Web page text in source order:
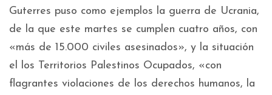
Guterres puso como ejemplos la guerra de Ucrania,
de la que este martes se cumplen cuatro años, con
«más de 15.000 civiles asesinados», y la situación
el los Territorios Palestinos Ocupados, «con
flagrantes violaciones de los derechos humanos, la